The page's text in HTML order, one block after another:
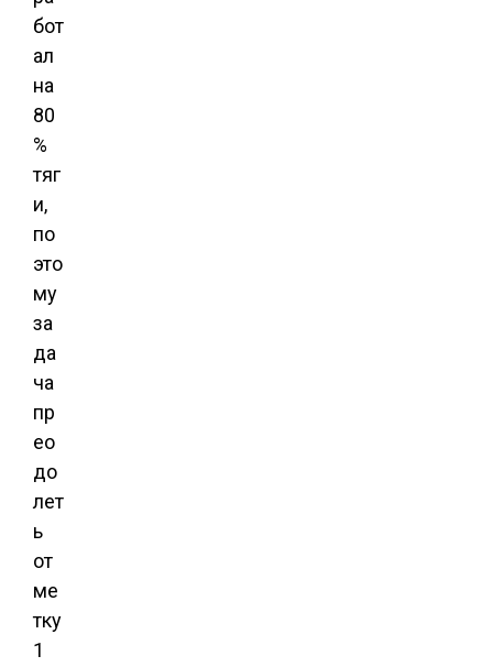
бот
ал
на
80
%
тяг
и,
по
это
му
за
да
ча
пр
ео
до
лет
ь
от
ме
тку
1